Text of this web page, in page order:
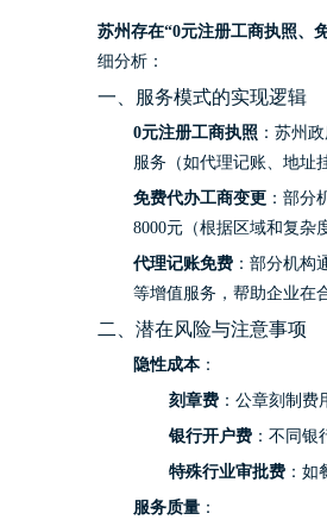
苏州存在“0元注册工商执照、
细分析：
一、服务模式的实现逻辑
0元注册工商执照 ：苏州
服务（如代理记账、地址
免费代办工商变更 ：部分
8000元（根据区域和复杂
代理记账免费 ：部分机
等增值服务，帮助企业在
二、潜在风险与注意事项
隐性成本：
刻章费 ：公章刻制
银行开户费 ：不同
特殊行业审批费 ：
服务质量 ：